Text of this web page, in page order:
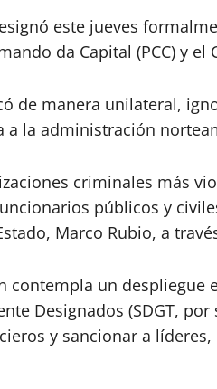
este jueves
da Capital (PCC) y el
de manera unilateral,
a la administración
criminales más
públicos y
Marco Rubio, a
contempla un
Designados (SDGT,
y sancionar a